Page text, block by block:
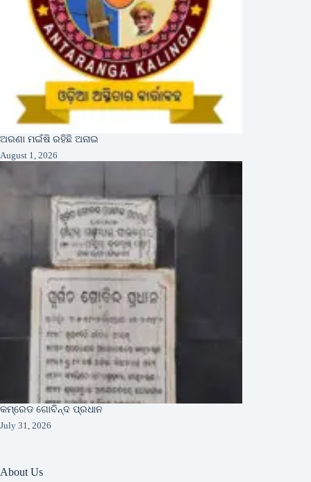
ଅରଣା ମଇଁଷି ରହିଛି ଅନାଇ
August 1, 2026
କମ୍ରେଡ ଗୋବିନ୍ଦ ପ୍ରଧାନ
July 31, 2026
About Us